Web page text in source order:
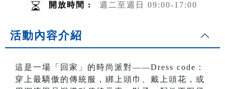
開放時間 : 週二至週日 09:00-17:00
活動內容介紹
這是一場「回家」的時尚派對——Dress code：
穿上最驕傲的傳統服，綁上頭巾、戴上頭花，或